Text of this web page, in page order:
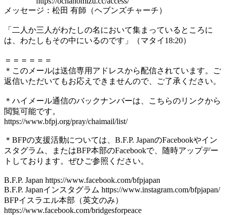
メッセージ：松田 有師（ヘブンズチャーチ）
「二人か三人がわたしの名において集まっているところに
は、わたしもその中にいるのです」（マタイ18:20）
＝＝＝＝＝＝
＊このメールは送信専用アドレスから配信されています。ご
返信いただいてもお応えできませんので、ご了承ください。
＊ハイメール通信のバックナンバーは、こちらのリンクから
閲覧可能です。
https://www.bfpj.org/pray/chaimail/list/
＊BFPの支援活動については、B.F.P. JapanのFacebookやイン
スタグラム、またはBFP本部のFacebookで、随時アップデー
トしております。ぜひご参照ください。
B.F.P. Japan https://www.facebook.com/bfpjapan
B.F.P. Japanインスタグラム https://www.instagram.com/bfpjapan/
BFPイスラエル本部（英文のみ）
https://www.facebook.com/bridgesforpeace